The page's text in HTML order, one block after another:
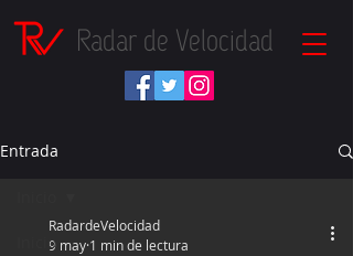
Radar de Velocidad
Entrada
Inicio
RadardeVelocidad
9 may 1 min de lectura